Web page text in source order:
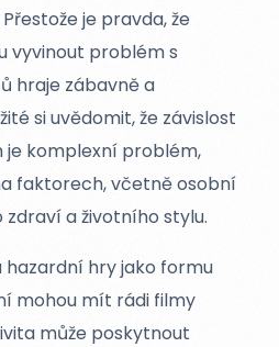
je pravda, že
vyvinout problém s
hraje zábavně a
si uvědomit, že závislost
komplexní problém,
faktorech, včetně osobní
a životního stylu.
hazardní hry jako formu
mohou mít rádi filmy
může poskytnout